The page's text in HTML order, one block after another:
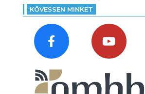
KÖVESSEN MINKET